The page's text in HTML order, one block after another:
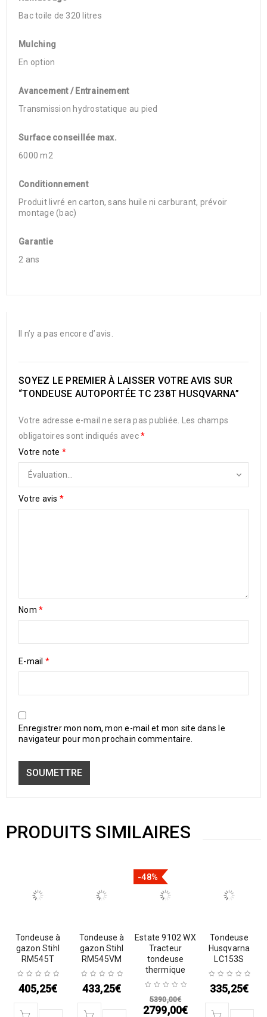
Bac toile de 320 litres
Mulching
En option
Avancement / Entrainement
Transmission hydrostatique au pied
Surface conseillée max.
6000 m2
Conditionnement
Produit livré en carton, sans huile ni carburant, prévoir
montage (bac)
Garantie
2 ans
Il n’y a pas encore d’avis.
SOYEZ LE PREMIER À LAISSER VOTRE AVIS SUR
“TONDEUSE AUTOPORTÉE TC 238T HUSQVARNA”
Votre adresse e-mail ne sera pas publiée.
Les champs
obligatoires sont indiqués avec*
Votre note *
Votre avis *
Nom *
E-mail *
Enregistrer mon nom, mon e-mail et mon site dans le
navigateur pour mon prochain commentaire.
PRODUITS SIMILAIRES
Tondeuse à
gazon Stihl
RM545T
405,25€
Tondeuse à
gazon Stihl
RM545VM
433,25€
-48%
Estate 9102 WX
Tracteur
tondeuse
thermique
5390,00€
2799,00€
Tondeuse
Husqvarna
LC153S
335,25€